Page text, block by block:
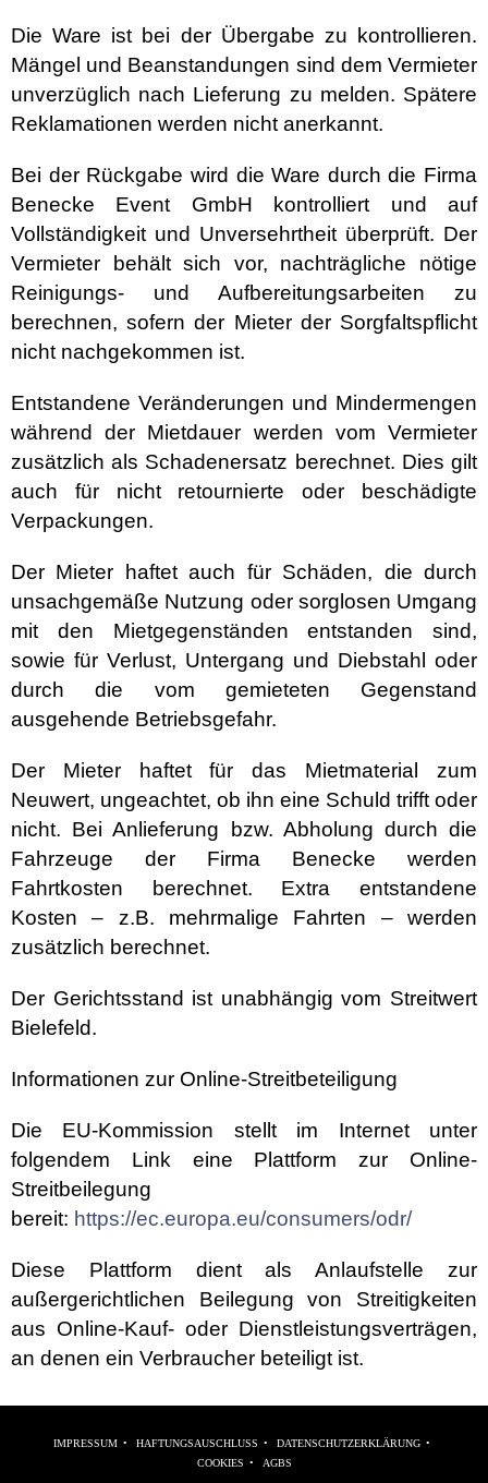
Die Ware ist bei der Übergabe zu kontrollieren.
Mängel und Beanstandungen sind dem Vermieter
unverzüglich nach Lieferung zu melden. Spätere
Reklamationen werden nicht anerkannt.
Bei der Rückgabe wird die Ware durch die Firma
Benecke Event GmbH kontrolliert und auf
Vollständigkeit und Unversehrtheit überprüft. Der
Vermieter behält sich vor, nachträgliche nötige
Reinigungs- und Aufbereitungsarbeiten zu
berechnen, sofern der Mieter der Sorgfaltspflicht
nicht nachgekommen ist.
Entstandene Veränderungen und Mindermengen
während der Mietdauer werden vom Vermieter
zusätzlich als Schadenersatz berechnet. Dies gilt
auch für nicht retournierte oder beschädigte
Verpackungen.
Der Mieter haftet auch für Schäden, die durch
unsachgemäße Nutzung oder sorglosen Umgang
mit den Mietgegenständen entstanden sind,
sowie für Verlust, Untergang und Diebstahl oder
durch die vom gemieteten Gegenstand
ausgehende Betriebsgefahr.
Der Mieter haftet für das Mietmaterial zum
Neuwert, ungeachtet, ob ihn eine Schuld trifft oder
nicht. Bei Anlieferung bzw. Abholung durch die
Fahrzeuge der Firma Benecke werden
Fahrtkosten berechnet. Extra entstandene
Kosten – z.B. mehrmalige Fahrten – werden
zusätzlich berechnet.
Der Gerichtsstand ist unabhängig vom Streitwert
Bielefeld.
Informationen zur Online-Streitbeteiligung
Die EU-Kommission stellt im Internet unter
folgendem Link eine Plattform zur Online-
Streitbeilegung
bereit: https://ec.europa.eu/consumers/odr/
Diese Plattform dient als Anlaufstelle zur
außergerichtlichen Beilegung von Streitigkeiten
aus Online-Kauf- oder Dienstleistungsverträgen,
an denen ein Verbraucher beteiligt ist.
IMPRESSUM HAFTUNGSAUSCHLUSS
DATENSCHUTZERKLÄRUNG
COOKIES
AGBS